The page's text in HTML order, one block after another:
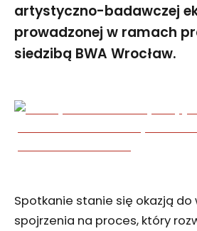
artystyczno-badawczej
prowadzonej w ramach
siedzibą BWA Wrocław.
Spotkanie stanie się okazją
spojrzenia na proces, który